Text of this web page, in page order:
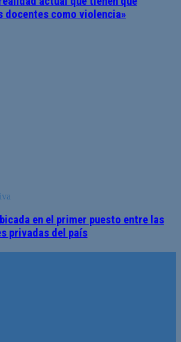
docentes como violencia»
en el primer puesto entre las
privadas del país